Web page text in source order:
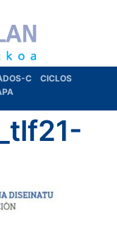
C
CICLOS